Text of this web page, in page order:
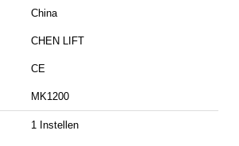
China
CHEN LIFT
CE
MK1200
1 Instellen